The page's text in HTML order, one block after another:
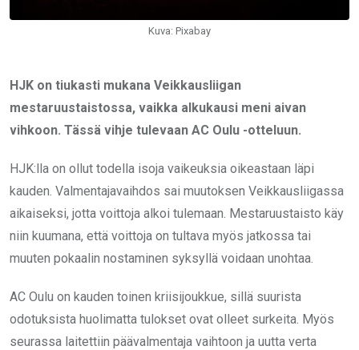
Kuva: Pixabay
HJK on tiukasti mukana Veikkausliigan
mestaruustaistossa, vaikka alkukausi meni aivan
vihkoon. Tässä vihje tulevaan AC Oulu -otteluun.
HJK:lla on ollut todella isoja vaikeuksia oikeastaan läpi
kauden. Valmentajavaihdos sai muutoksen Veikkausliigassa
aikaiseksi, jotta voittoja alkoi tulemaan. Mestaruustaisto käy
niin kuumana, että voittoja on tultava myös jatkossa tai
muuten pokaalin nostaminen syksyllä voidaan unohtaa.
AC Oulu on kauden toinen kriisijoukkue, sillä suurista
odotuksista huolimatta tulokset ovat olleet surkeita. Myös
seurassa laitettiin päävalmentaja vaihtoon ja uutta verta